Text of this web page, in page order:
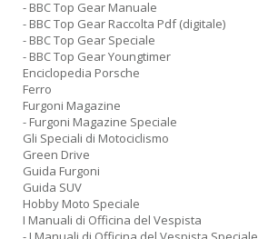
- BBC Top Gear Manuale
- BBC Top Gear Raccolta Pdf (digitale)
- BBC Top Gear Speciale
- BBC Top Gear Youngtimer
Enciclopedia Porsche
Ferro
Furgoni Magazine
- Furgoni Magazine Speciale
Gli Speciali di Motociclismo
Green Drive
Guida Furgoni
Guida SUV
Hobby Moto Speciale
I Manuali di Officina del Vespista